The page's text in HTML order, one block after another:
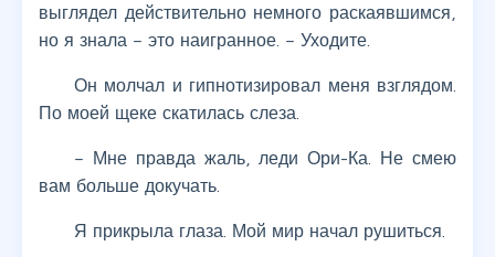
выглядел действительно немного раскаявшимся,
но я знала – это наигранное. – Уходите.
Он молчал и гипнотизировал меня взглядом.
По моей щеке скатилась слеза.
– Мне правда жаль, леди Ори-Ка. Не смею
вам больше докучать.
Я прикрыла глаза. Мой мир начал рушиться.